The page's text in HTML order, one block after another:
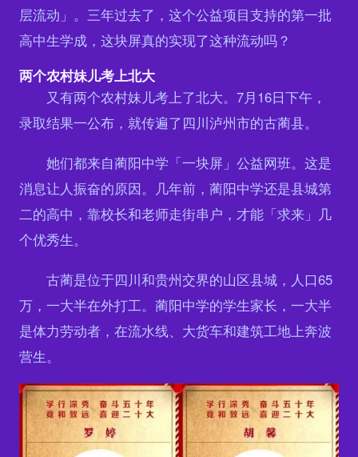
层流动」。三年过去了，这个公益项目支持的第一批
高中生学成，这块屏真的实现了这种流动吗？
两个农村妹儿考上北大
又有两个农村妹儿考上了北大。7月16日下午，
录取结果一公布，就传遍了四川泸州市的古蔺县。
她们都来自蔺阳中学「一块屏」公益网班。这是
消息让人振奋的原因。几年前，蔺阳中学还是县城第
二的高中，靠校长和老师走街串户，才能「求来」几
个优秀生。
古蔺是位于四川和贵州交界的山区县城，人口65
万，一大半在外打工。蔺阳中学的学生家长，一大半
是体力劳动者，在流水线、大货车和建筑工地上奔波
营生。